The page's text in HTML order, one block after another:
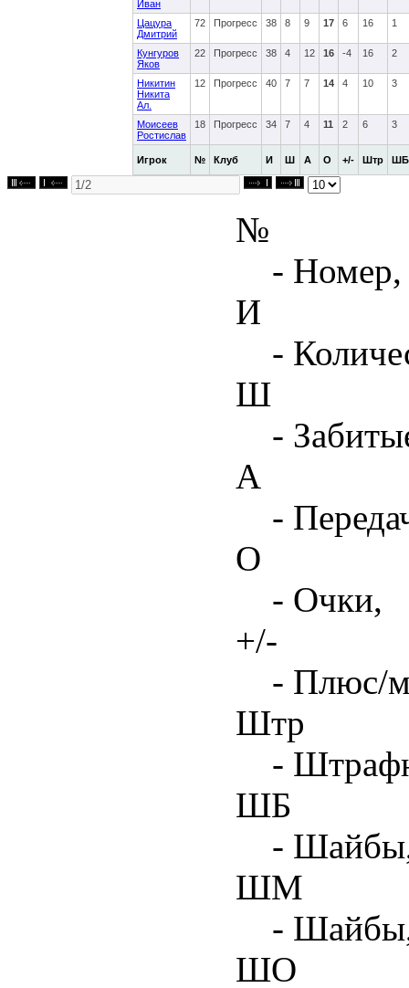
Игрок № Клуб И Ш А О +/- Штр ШБ
Иван
Цацура
Дмитрий
72 Прогресс 38 8 9 17 6 16 1
Кунгуров
Яков
22 Прогресс 38 4 12 16 -4 16 2
Никитин
Никита
Ал.
12 Прогресс 40 7 7 14 4 10 3
Моисеев
Ростислав
18 Прогресс 34 7 4 11 2 6 3
№
- Номер,
И
-
Ш
-
А
-
О
- Очки,
+/-
- Плюс/
Штр
-
ШБ
- Шайбы,
ШМ
- Шайбы,
ШО